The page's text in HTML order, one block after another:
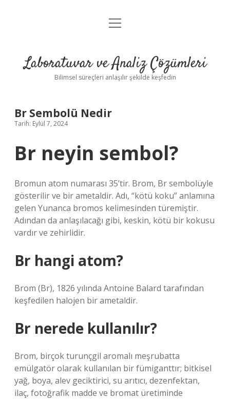
Anasayfa
Yasal Uyarı
menüyü
Laboratuvar ve Analiz Çözümleri
Bilimsel süreçleri anlaşılır şekilde keşfedin
Br Sembolü Nedir
Tarih: Eylül 7, 2024
Br neyin sembol?
Bromun atom numarası 35’tir. Brom, Br sembolüyle
gösterilir ve bir ametaldir. Adı, “kötü koku” anlamına
gelen Yunanca bromos kelimesinden türemiştir.
Adından da anlaşılacağı gibi, keskin, kötü bir kokusu
vardır ve zehirlidir.
Br hangi atom?
Brom (Br), 1826 yılında Antoine Balard tarafından
keşfedilen halojen bir ametaldir.
Br nerede kullanılır?
Brom, birçok turunçgil aromalı meşrubatta
emülgatör olarak kullanılan bir fümiganttır; bitkisel
yağ, boya, alev geciktirici, su arıtıcı, dezenfektan,
ilaç, fotoğrafik madde ve bromat üretiminde